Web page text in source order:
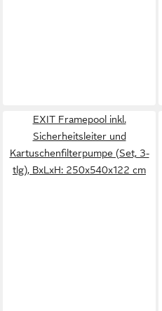
EXIT Framepool inkl.
Sicherheitsleiter und
Kartuschenfilterpumpe (Set, 3-
tlg), BxLxH: 250x540x122 cm